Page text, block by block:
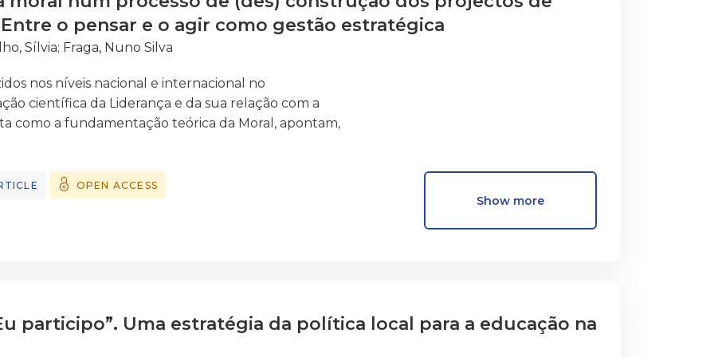
Entre o pensar e o agir como gestão estratégica
Sílvia; Fraga, Nuno Silva
nos níveis nacional e internacional no
científica da Liderança e da sua relação com a
como a fundamentação teórica da Moral, apontam,
para a emergência da necessidade do reforço do seu
educativas.
que afectam as organizações educativas,
reflexão mais holística e, consequentemente, de
efectivo na (des)construção e no
OPEN ACCESS
Show more
participo”. Uma estratégia da política local para a educação na